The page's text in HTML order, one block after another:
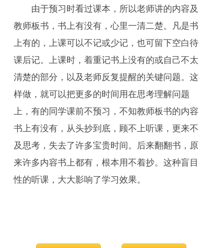
由于预习时看过课本，所以老师讲的内容及
教师板书，书上有没有，心里一清二楚。凡是书
上有的，上课可以不记或少记，也可留下空白待
课后记。上课时，着重记书上没有的或自己不太
清楚的部分，以及老师反复提醒的关键问题。这
样做，就可以把更多的时间用在思考理解问题
上，有的同学课前不预习，不知教师板书的内容
书上有没有，从头抄到底，顾不上听课，更来不
及思考，失去了许多宝贵时间。后来翻翻书，原
来许多内容书上都有，根本用不着抄。这种盲目
性的听课，大大影响了学习效果。